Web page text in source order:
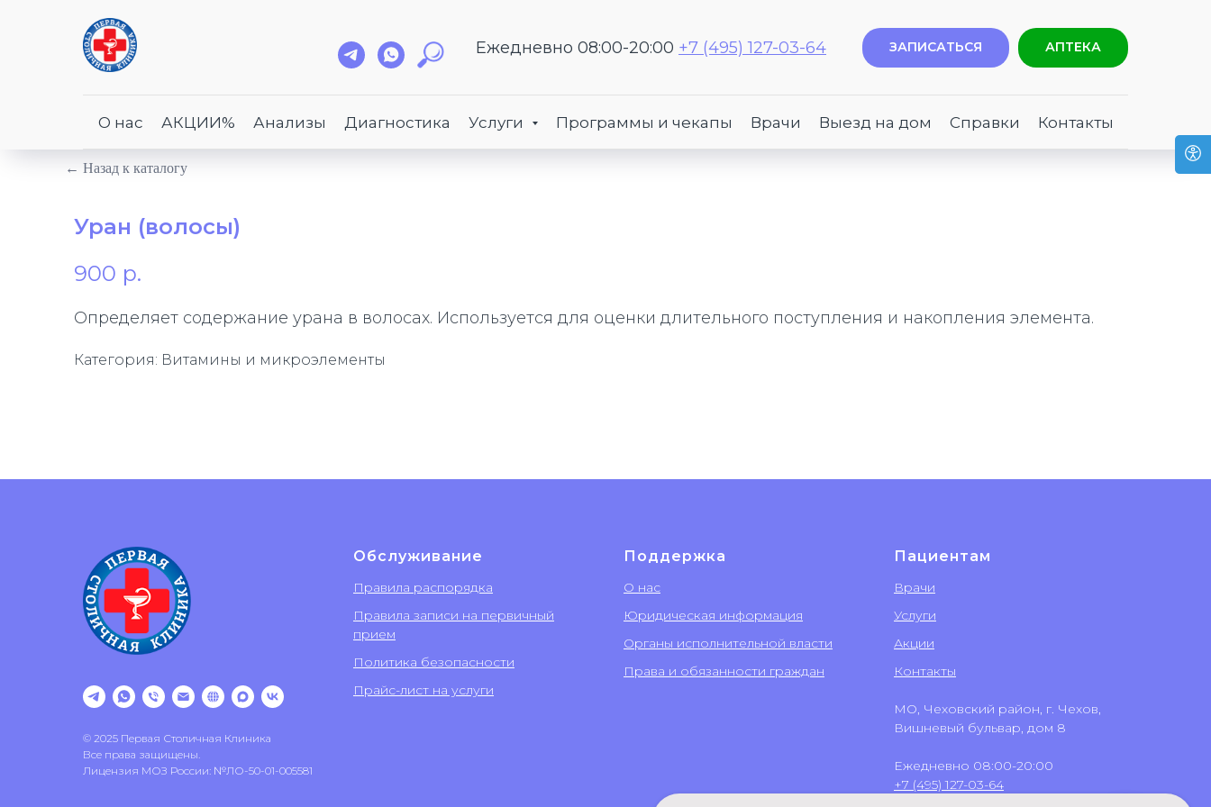
Ежедневно 08:00-20:00 +7 (495) 127-03-64 ЗАПИСАТЬСЯ АПТЕКА
О нас АКЦИИ% Анализы Диагностика Услуги Программы и чекапы Врачи Выезд на дом Справки Контакты
← Назад к каталогу
Уран (волосы)
900 р.
Определяет содержание урана в волосах. Используется для оценки длительного поступления и накопления элемента.
Категория: Витамины и микроэлементы
© 2025 Первая Столичная Клиника
Все права защищены.
Лицензия МОЗ России: №ЛО-50-01-005581
Обслуживание
Правила распорядка
Правила записи на первичный
прием
Политика безопасности
Прайс-лист на услуги
Поддержка
О нас
Юридическая информация
Органы исполнительной власти
Права и обязанности граждан
Пациентам
Врачи
Услуги
Акции
Контакты
МО, Чеховский район, г. Чехов,
Вишневый бульвар, дом 8
Ежедневно 08:00-20:00
+7 (495) 127-03-64